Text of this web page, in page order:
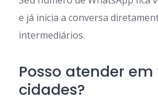
e já inicia a conversa
intermediários.
Posso atender
cidades?